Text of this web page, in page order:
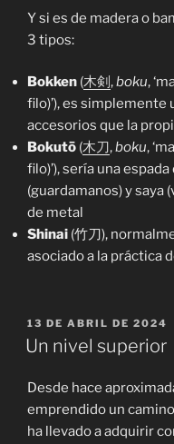
Y si es de madera o
3 tipos:
Bokken (木剣,boku,
filo)’), es simplemente
accesorios que la
Bokutō (木刀,boku,
filo)’), sería una
(guardamanos) y saya
de metal
Shinai (竹刀),
asociado a la práctica
PUBLICADO
EL
13 DE ABRIL DE 2024
Un nivel superior
Desde hace
emprendido un
ha llevado a adquirir